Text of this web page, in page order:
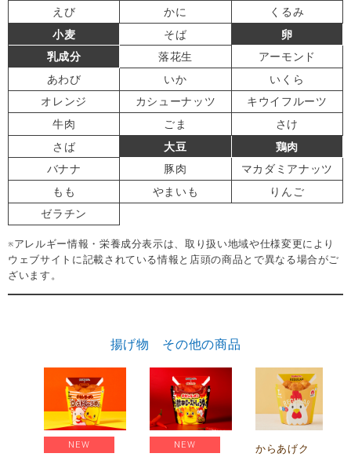
えび かに
くるみ
小麦
そば
卵
乳成分
落花生
アーモンド
あわび
いか
いくら
オレンジ
カシューナッツ
キウイフルーツ
牛肉
ごま
さけ
さば
大豆
鶏肉
バナナ
豚肉
マカダミアナッツ
もも
やまいも
りんご
ゼラチン
※アレルギー情報・栄養成分表示は、取り扱い地域や仕様変更により
ウェブサイトに記載されている情報と店頭の商品とで異なる場合がご
ざいます。
揚げ物 その他の商品
NEW NEW
からあげク